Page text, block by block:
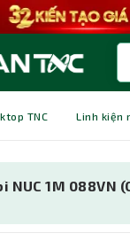
TNC Linh kiện
NUC 1M 088VN